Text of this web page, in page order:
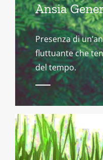
Ansia
Presenza di
fluttuante che
del tempo.